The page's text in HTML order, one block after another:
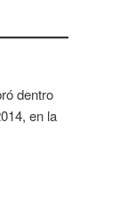
dentro
en la